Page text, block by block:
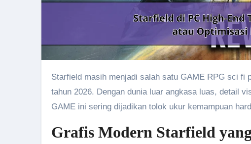
Starfield masih menjadi salah satu GAME RPG sci fi paling ambisius yang menarik perhatian gamer PC hingga
tahun 2026. Dengan dunia luar angkasa luas, detail
GAME ini sering dijadikan tolok ukur kemampuan
Grafis Modern Starfield